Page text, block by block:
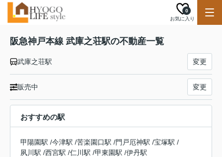
お気に入り
0
阪急神戸本線 武庫之荘駅の不動産一覧
武庫之荘駅 変更
販売中 変更
おすすめの駅
甲陽園駅 /今津駅 /苦楽園口駅 /門戸厄神駅 /宝塚駅 /
夙川駅 /西宮駅 /仁川駅 /甲東園駅 /伊丹駅